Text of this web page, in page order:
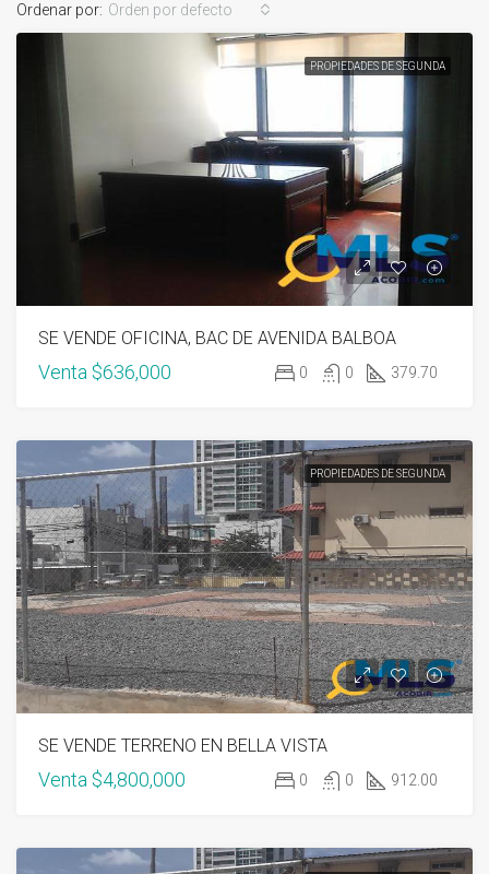
Ordenar por: Orden por defecto
PROPIEDADES DE SEGUNDA
SE VENDE OFICINA, BAC DE AVENIDA BALBOA
Venta $636,000 0 0 379.70
PROPIEDADES DE SEGUNDA
SE VENDE TERRENO EN BELLA VISTA
Venta $4,800,000 0 0 912.00